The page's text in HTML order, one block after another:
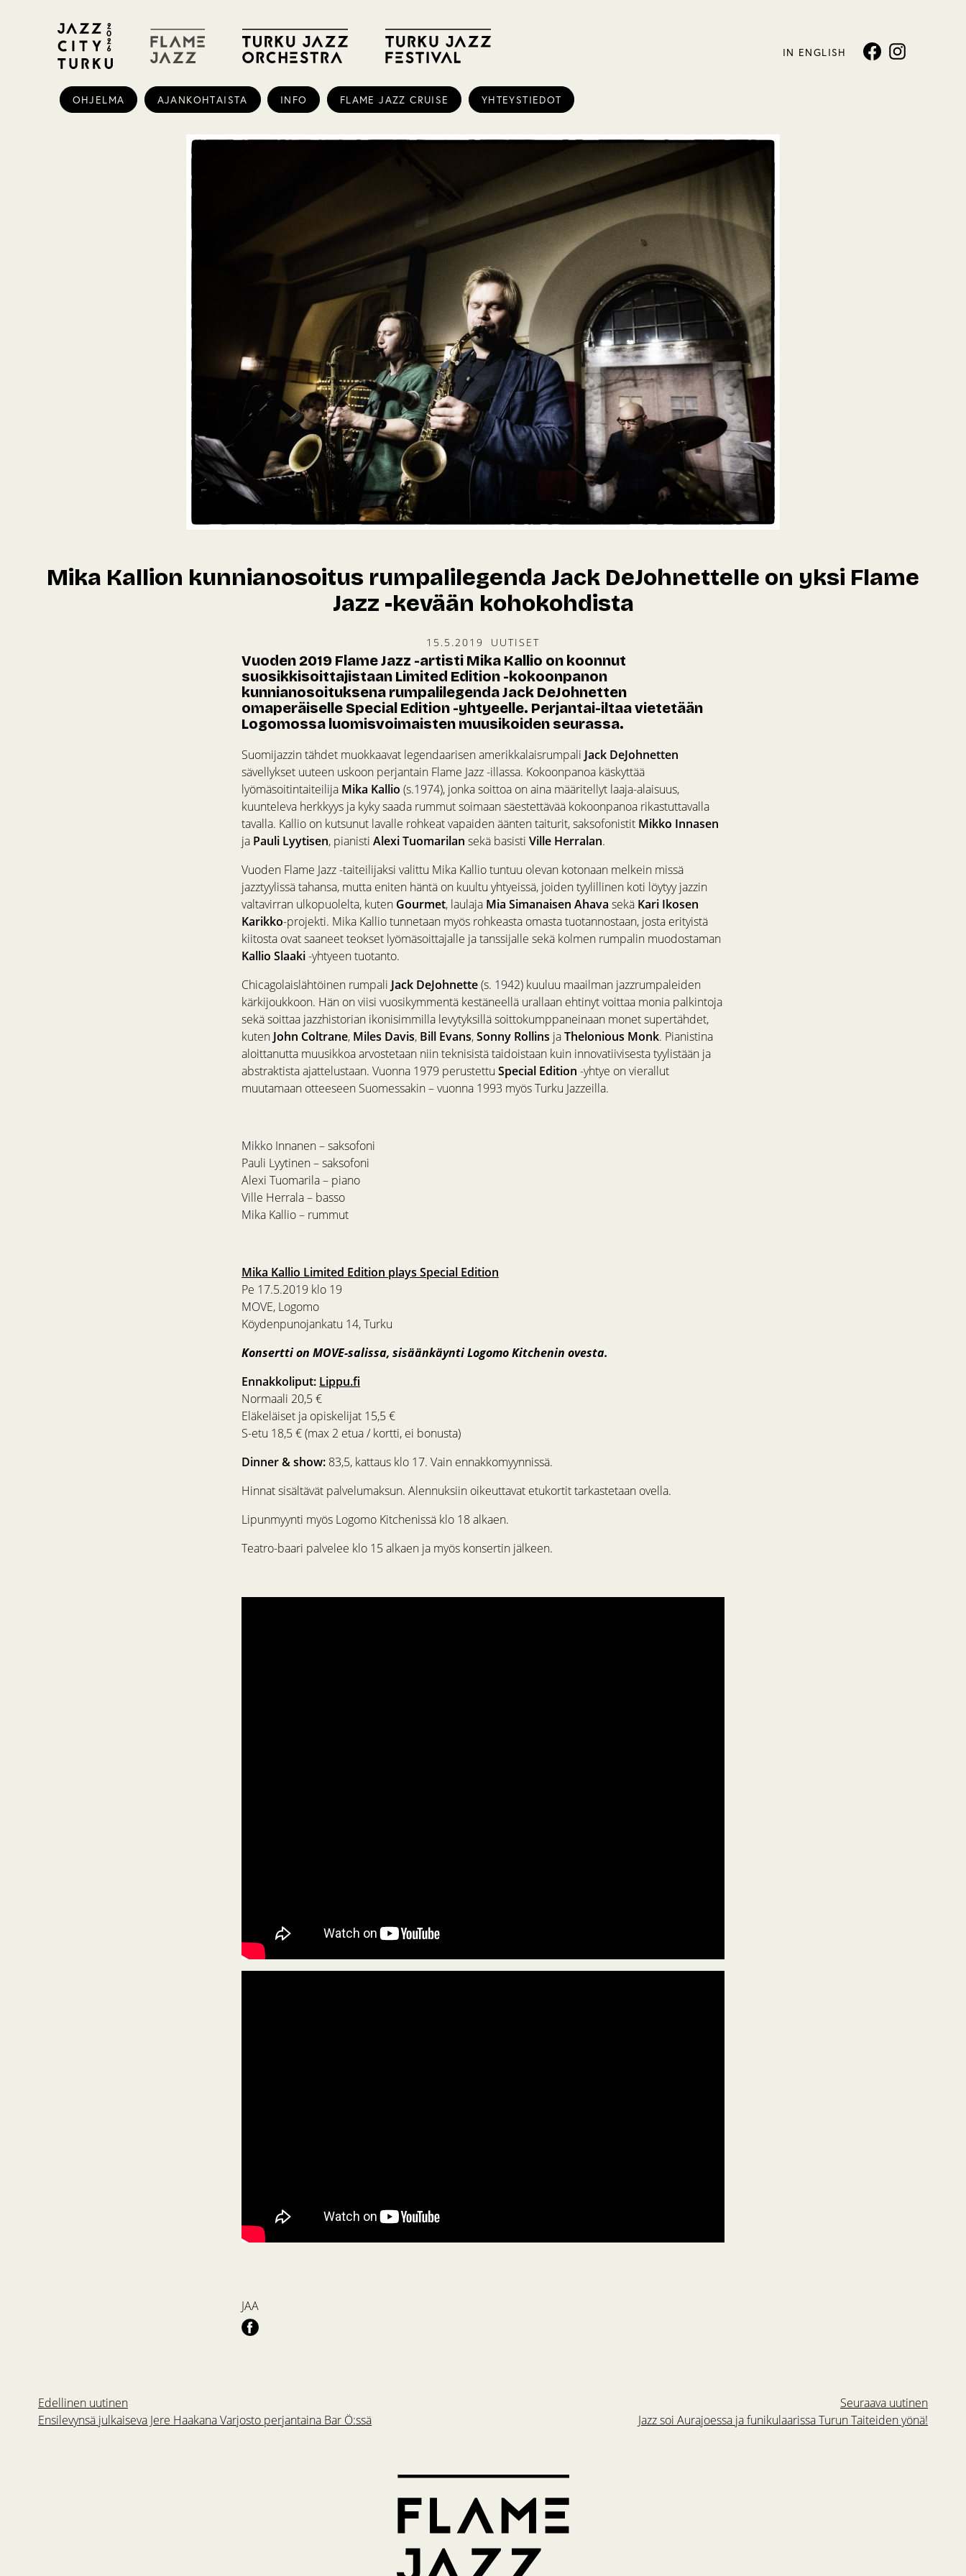
IN ENGLISH
OHJELMA AJANKOHTAISTA INFO FLAME JAZZ CRUISE YHTEYSTIEDOT
Mika Kallion kunnianosoitus rumpalilegenda Jack DeJohnettelle on yksi Flame
Jazz -kevään kohokohdista
15.5.2019 UUTISET
Vuoden 2019 Flame Jazz -artisti Mika Kallio on koonnut
suosikkisoittajistaan Limited Edition -kokoonpanon
kunnianosoituksena rumpalilegenda Jack DeJohnetten
omaperäiselle Special Edition -yhtyeelle. Perjantai-iltaa vietetään
Logomossa luomisvoimaisten muusikoiden seurassa.
Suomijazzin tähdet muokkaavat legendaarisen amerikkalaisrumpali Jack DeJohnetten
sävellykset uuteen uskoon perjantain Flame Jazz -illassa. Kokoonpanoa käskyttää
lyömäsoitintaiteilija Mika Kallio (s.1974), jonka soittoa on aina määritellyt laaja-alaisuus,
kuunteleva herkkyys ja kyky saada rummut soimaan säestettävää kokoonpanoa rikastuttavalla
tavalla. Kallio on kutsunut lavalle rohkeat vapaiden äänten taiturit, saksofonistit Mikko Innasen
ja Pauli Lyytisen, pianisti Alexi Tuomarilan sekä basisti Ville Herralan.
Vuoden Flame Jazz -taiteilijaksi valittu Mika Kallio tuntuu olevan kotonaan melkein missä
jazztyylissä tahansa, mutta eniten häntä on kuultu yhtyeissä, joiden tyylillinen koti löytyy jazzin
valtavirran ulkopuolelta, kuten Gourmet, laulaja Mia Simanaisen Ahava sekä Kari Ikosen
Karikko-projekti. Mika Kallio tunnetaan myös rohkeasta omasta tuotannostaan, josta erityistä
kiitosta ovat saaneet teokset lyömäsoittajalle ja tanssijalle sekä kolmen rumpalin muodostaman
Kallio Slaaki-yhtyeen tuotanto.
Chicagolaislähtöinen rumpali Jack DeJohnette(s. 1942) kuuluu maailman jazzrumpaleiden
kärkijoukkoon. Hän on viisi vuosikymmentä kestäneellä urallaan ehtinyt voittaa monia palkintoja
sekä soittaa jazzhistorian ikonisimmilla levytyksillä soittokumppaneinaan monet supertähdet,
kuten John Coltrane, Miles Davis, Bill Evans,Sonny Rollins jaThelonious Monk. Pianistina
aloittanutta muusikkoa arvostetaan niin teknisistä taidoistaan kuin innovatiivisesta tyylistään ja
abstraktista ajattelustaan. Vuonna 1979 perustettu Special Edition -yhtye on vierallut
muutamaan otteeseen Suomessakin – vuonna 1993 myös Turku Jazzeilla.
Mikko Innanen – saksofoni
Pauli Lyytinen – saksofoni
Alexi Tuomarila – piano
Ville Herrala – basso
Mika Kallio – rummut
Mika Kallio Limited Edition plays Special Edition
Pe 17.5.2019 klo 19
MOVE, Logomo
Köydenpunojankatu 14, Turku
Konsertti on MOVE-salissa, sisäänkäynti Logomo Kitchenin ovesta.
Ennakkoliput: Lippu.fi
Normaali 20,5 €
Eläkeläiset ja opiskelijat 15,5 €
S-etu 18,5 € (max 2 etua / kortti, ei bonusta)
Dinner & show: 83,5, kattaus klo 17. Vain ennakkomyynnissä.
Hinnat sisältävät palvelumaksun. Alennuksiin oikeuttavat etukortit tarkastetaan ovella.
Lipunmyynti myös Logomo Kitchenissä klo 18 alkaen.
Teatro-baari palvelee klo 15 alkaen ja myös konsertin jälkeen.
JAA
Seuraava uutinen
Jazz soi Aurajoessa ja funikulaarissa Turun Taiteiden yönä!
Edellinen uutinen
Ensilevynsä julkaiseva Jere Haakana Varjosto perjantaina Bar Ö:ssä